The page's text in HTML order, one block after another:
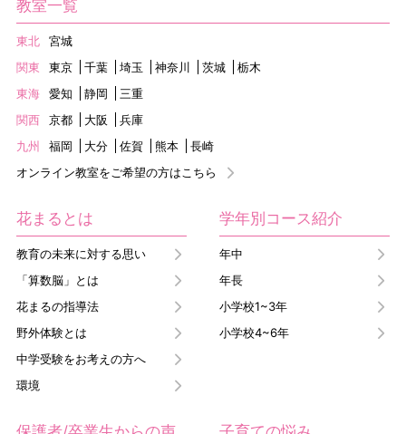
教室一覧
東北
宮城
関東
東京 千葉 埼玉 神奈川 茨城
栃木
東海
愛知 静岡
三重
関西
京都 大阪
兵庫
九州
福岡 大分 佐賀 熊本
長崎
オンライン教室をご希望の方はこちら
花まるとは
教育の未来に対する思い
「算数脳」とは
花まるの指導法
野外体験とは
中学受験をお考えの方へ
環境
学年別コース紹介
年中
年長
小学校1~3年
小学校4~6年